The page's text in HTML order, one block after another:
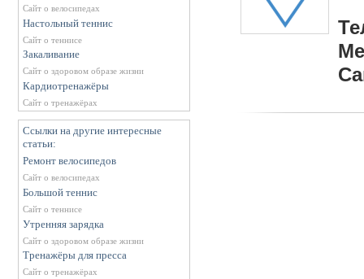
Сайт о велосипедах
Настольный теннис
Сайт о теннисе
Закаливание
Сайт о здоровом образе жизни
Кардиотренажёры
Сайт о тренажёрах
Ссылки на другие интересные
статьи:
Ремонт велосипедов
Сайт о велосипедах
Большой теннис
Сайт о теннисе
Утренняя зарядка
Сайт о здоровом образе жизни
Тренажёры для пресса
Сайт о тренажёрах